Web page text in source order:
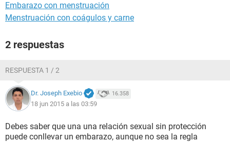
Embarazo con menstruación
Menstruación con coágulos y carne
2 respuestas
RESPUESTA 1 / 2
Dr. Joseph Exebio 16.358
18 jun 2015 a las 03:59
Debes saber que una una relación sexual sin protección
puede conllevar un embarazo, aunque no sea la regla